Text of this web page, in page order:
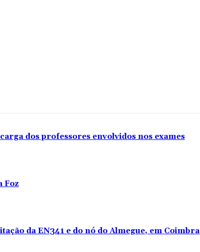
dos professores envolvidos nos exames
Foz
da EN341 e do nó do Almegue, em Coimbra